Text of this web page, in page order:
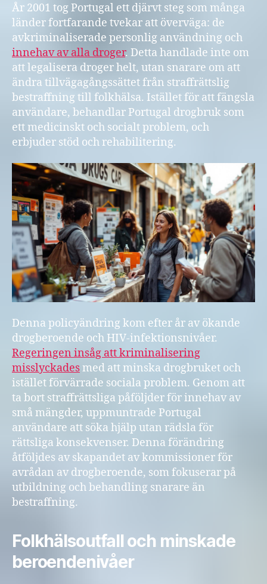
År 2001 tog Portugal ett djärvt steg som många
länder fortfarande tvekar att överväga: de
avkriminaliserade personlig användning och
innehav av alla droger. Detta handlade inte om
att legalisera droger helt, utan snarare om att
ändra tillvägagångssättet från straffrättslig
bestraffning till folkhälsa. Istället för att fängsla
användare, behandlar Portugal drogbruk som
ett medicinskt och socialt problem, och
erbjuder stöd och rehabilitering.
Denna policyändring kom efter år av ökande
drogberoende och HIV-infektionsnivåer.
Regeringen insåg att kriminalisering
misslyckadesmed att minska drogbruket och
istället förvärrade sociala problem. Genom att
ta bort straffrättsliga påföljder för innehav av
små mängder, uppmuntrade Portugal
användare att söka hjälp utan rädsla för
rättsliga konsekvenser. Denna förändring
åtföljdes av skapandet av kommissioner för
avrådan av drogberoende, som fokuserar på
utbildning och behandling snarare än
bestraffning.
Folkhälsoutfall och minskade
beroendenivåer